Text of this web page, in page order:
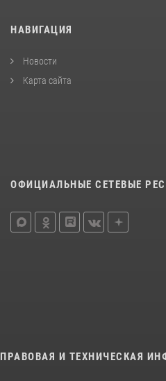
НАВИГАЦИЯ
Новости
Карта сайта
ОФИЦИАЛЬНЫЕ СЕТЕВЫЕ
ПРАВОВАЯ И ТЕХНИЧЕСКАЯ